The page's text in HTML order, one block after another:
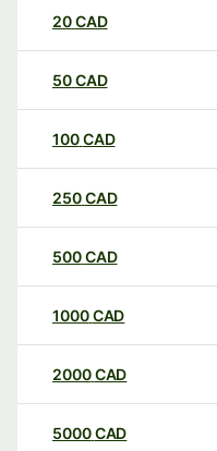
20CAD
50CAD
100CAD
250CAD
500CAD
1000CAD
2000CAD
5000CAD